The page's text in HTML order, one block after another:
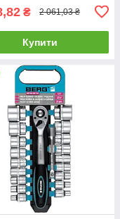
₴ 2 061,03 ₴
Купити